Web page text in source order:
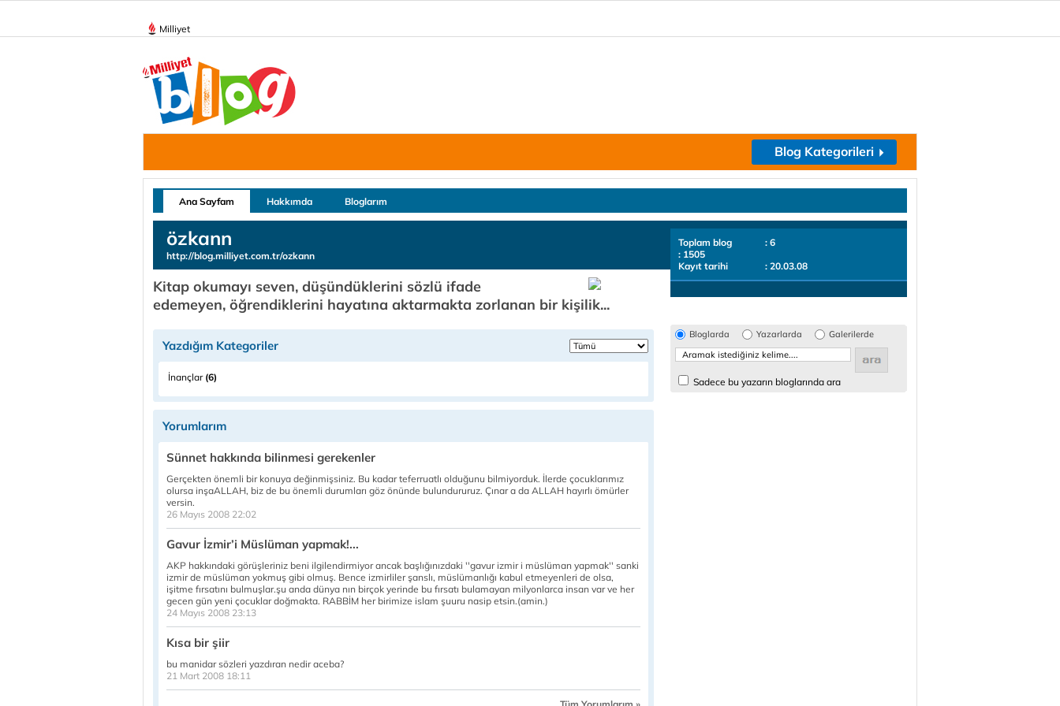
Milliyet
Blog Kategorileri
Ana Sayfam Hakkımda Bloglarım
özkann
http://blog.milliyet.com.tr/ozkann
Kitap okumayı seven, düşündüklerini sözlü ifade
edemeyen, öğrendiklerini hayatına aktarmakta zorlanan bir kişilik...
Yazdığım Kategoriler
İnançlar(6)
Yorumlarım
Sünnet hakkında bilinmesi gerekenler
Gerçekten önemli bir konuya değinmişsiniz. Bu kadar teferruatlı olduğunu bilmiyorduk. İlerde çocuklarımız
olursa inşaALLAH, biz de bu önemli durumları göz önünde bulundururuz. Çınar a da ALLAH hayırlı ömürler
versin.
26 Mayıs 2008 22:02
Gavur İzmir’i Müslüman yapmak!...
AKP hakkındaki görüşleriniz beni ilgilendirmiyor ancak başlığınızdaki ''gavur izmir i müslüman yapmak'' sanki
izmir de müslüman yokmuş gibi olmuş. Bence izmirliler şanslı, müslümanlığı kabul etmeyenleri de olsa,
işitme fırsatını bulmuşlar.şu anda dünya nın birçok yerinde bu fırsatı bulamayan milyonlarca insan var ve her
gecen gün yeni çocuklar doğmakta. RABBİM her birimize islam şuuru nasip etsin.(amin.)
24 Mayıs 2008 23:13
Kısa bir şiir
bu manidar sözleri yazdıran nedir aceba?
21 Mart 2008 18:11
Toplam blog
: 6
: 1505
Kayıt tarihi
: 20.03.08
Bloglarda Yazarlarda Galerilerde
Sadece bu yazarın bloglarında ara